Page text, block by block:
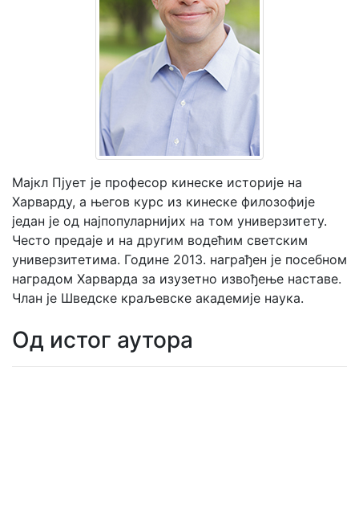
Мајкл Пјует је професор кинеске историје на
Харварду, а његов курс из кинеске филозофије
један је од најпопуларнијих на том универзитету.
Често предаје и на другим водећим светским
универзитетима. Године 2013. награђен је посебном
наградом Харварда за изузетно извођење наставе.
Члан је Шведске краљевске академије наука.
Од истог аутора